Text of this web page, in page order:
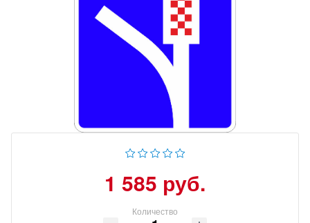
1 585 руб.
Количество